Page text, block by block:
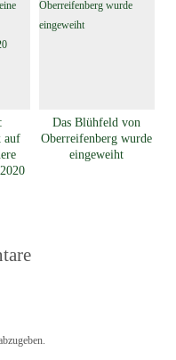
auf
Das Blühfeld von
Oberreifenberg wurde
eingeweiht